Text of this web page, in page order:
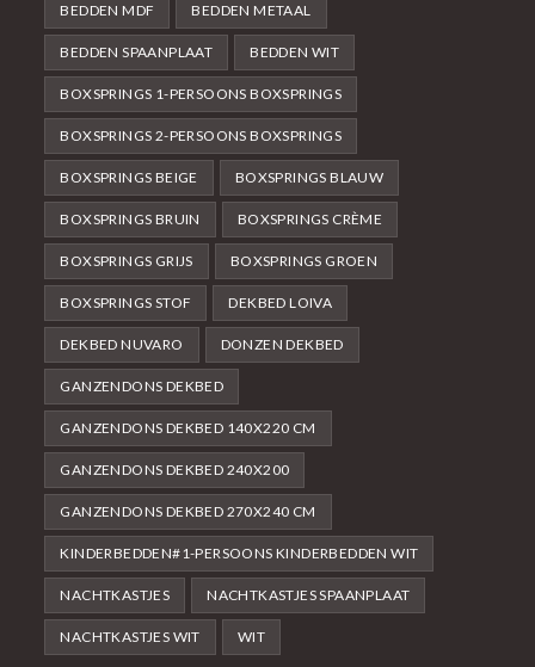
BEDDEN MDF BEDDEN METAAL
BEDDEN SPAANPLAAT BEDDEN WIT
BOXSPRINGS 1-PERSOONS BOXSPRINGS
BOXSPRINGS 2-PERSOONS BOXSPRINGS
BOXSPRINGS BEIGE BOXSPRINGS BLAUW
BOXSPRINGS BRUIN BOXSPRINGS CRÈME
BOXSPRINGS GRIJS BOXSPRINGS GROEN
BOXSPRINGS STOF DEKBED LOIVA
DEKBED NUVARO DONZEN DEKBED
GANZENDONS DEKBED
GANZENDONS DEKBED 140X220 CM
GANZENDONS DEKBED 240X200
GANZENDONS DEKBED 270X240 CM
KINDERBEDDEN#1-PERSOONS KINDERBEDDEN WIT
NACHTKASTJES NACHTKASTJES SPAANPLAAT
NACHTKASTJES WIT WIT